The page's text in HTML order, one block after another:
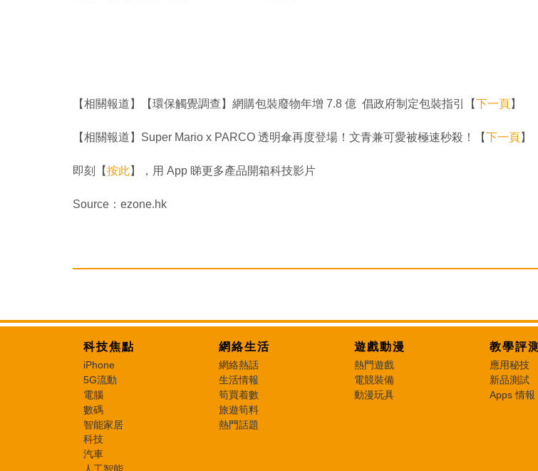
【相關報道】【環保觸覺調查】網購包裝廢物年增 7.8 億 倡政府制定包裝指引【下一頁】
【相關報道】Super Mario x PARCO 透明傘再度登場！文青兼可愛被極速秒殺！【下一頁】
即刻【按此】，用 App 睇更多產品開箱科技影片
Source：ezone.hk
科技焦點
iPhone
5G流動
電腦
數碼
智能家居
科技
汽車
網絡生活
網絡熱話
生活情報
筍買着數
旅遊筍料
熱門話題
遊戲動漫
熱門遊戲
電競裝備
動漫玩具
教學評測
應用秘技
新品測試
Apps 情報